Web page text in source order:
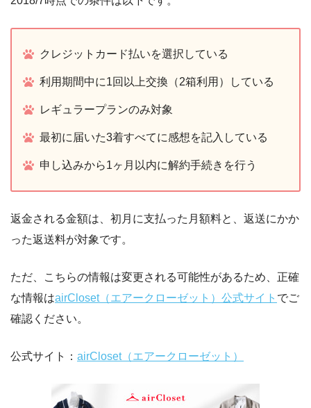
クレジットカード払いを選択している
利用期間中に1回以上交換（2箱利用）している
レギュラープランのみ対象
最初に届いた3着すべてに感想を記入している
申し込みから1ヶ月以内に解約手続きを行う
返金される金額は、初月に支払った月額料と、返送にかか
った返送料が対象です。
ただ、こちらの情報は変更される可能性があるため、正確
な情報はairCloset（エアークローゼット）公式サイト でご
確認ください。
公式サイト： airCloset（エアークローゼット）